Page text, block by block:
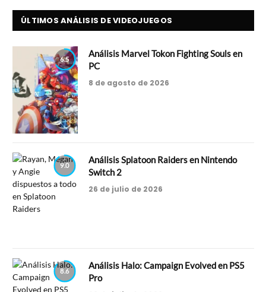
ÚLTIMOS ANÁLISIS DE VIDEOJUEGOS
6.5
Análisis Marvel Tokon Fighting Souls en
PC
8 de agosto de 2026
9.0
Análisis Splatoon Raiders en Nintendo
Switch 2
26 de julio de 2026
8.6
Análisis Halo: Campaign Evolved en PS5
Pro